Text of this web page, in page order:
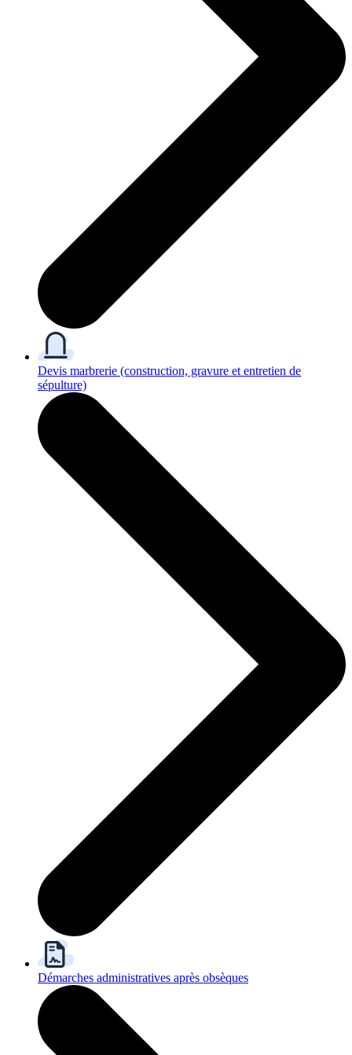
Devis marbrerie (construction, gravure et entretien de
sépulture)
Démarches administratives après obsèques